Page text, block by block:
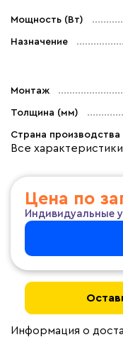
Мощность (Вт)
Назначение
Монтаж
Толщина (мм)
Страна производства
Все
Цена по
Индивидуальные
Информация о